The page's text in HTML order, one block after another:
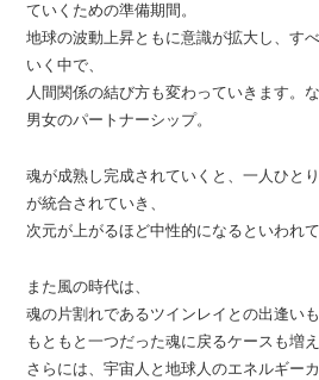
ていくための準備期間。
地球の波動上昇ともに意識が拡大し、す
いく中で、
人間関係の結び方も変わっていきます。
男女のパートナーシップ。
魂が成熟し完成されていくと、一人ひと
が統合されていき、
次元が上がるほど中性的になるといわれて
また風の時代は、
魂の片割れであるツインレイとの出逢いも
もともと一つだった魂に戻るケースも増
さらには、宇宙人と地球人のエネルギー